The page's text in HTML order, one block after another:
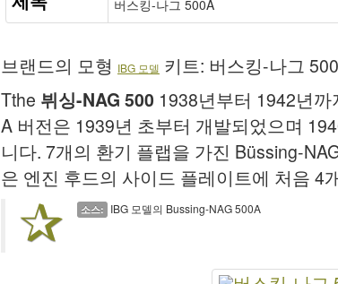
버스킹-나그 500A
브랜드의 모형 IBG 모델 키트: 버스킹-나그
Tthe 뷔싱-NAG 500 1938년부터 1942년
A 버전은 1939년 초부터 개발되었으며
니다. 7개의 환기 플랩을 가진 Büssing-
은 엔진 후드의 사이드 플레이트에 처음 4
소스: IBG 모델의 Bussing-NAG 500A